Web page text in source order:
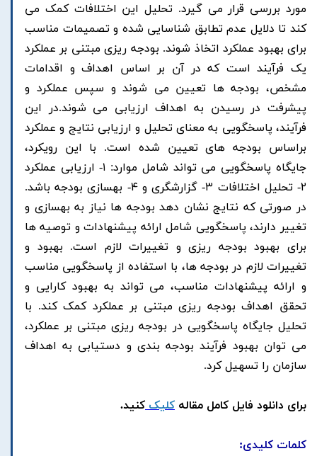
مورد بررسی قرار می گیرد. تحلیل این اختلافات کمک می
کند تا دلایل عدم تطابق شناسایی شده و تصمیمات مناسب
برای بهبود عملکرد اتخاذ شوند. بودجه ریزی مبتنی بر عملکرد
یک فرآیند است که در آن بر اساس اهداف و اقدامات
مشخص، بودجه ها تعیین می شوند و سپس عملکرد و
پیشرفت در رسیدن به اهداف ارزیابی می شوند.در این
فرآیند، پاسخگویی به معنای تحلیل و ارزیابی نتایج و عملکرد
براساس بودجه های تعیین شده است. با این رویکرد،
جایگاه پاسخگویی می تواند شامل موارد: ۱- ارزیابی عملکرد
۲- تحلیل اختلافات ۳- گزارشگری و ۴- بهسازی بودجه باشد.
در صورتی که نتایج نشان دهد بودجه ها نیاز به بهسازی و
تغییر دارند، پاسخگویی شامل ارائه پیشنهادات و توصیه ها
برای بهبود بودجه ریزی و تغییرات لازم است. بهبود و
تغییرات لازم در بودجه ها، با استفاده از پاسخگویی مناسب
و ارائه پیشنهادات مناسب، می تواند به بهبود کارایی و
تحقق اهداف بودجه ریزی مبتنی بر عملکرد کمک کند. با
تحلیل جایگاه پاسخگویی در بودجه ریزی مبتنی بر عملکرد،
می توان بهبود فرآیند بودجه بندی و دستیابی به اهداف
سازمان را تسهیل کرد.
برای دانلود فایل کامل مقاله کلیککنید.
کلمات کلیدی: